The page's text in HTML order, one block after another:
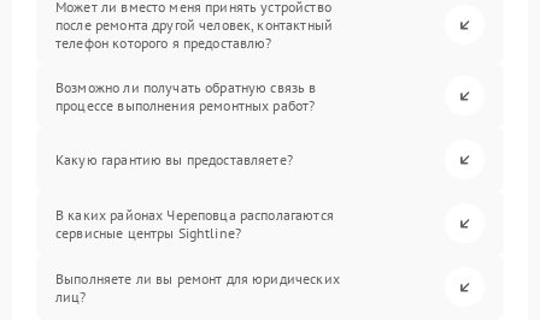
Может ли вместо меня принять устройство
после ремонта другой человек, контактный
телефон которого я предоставлю?
Возможно ли получать обратную связь в
процессе выполнения ремонтных работ?
Какую гарантию вы предоставляете?
В каких районах Череповца располагаются
сервисные центры Sightline?
Выполняете ли вы ремонт для юридических
лиц?